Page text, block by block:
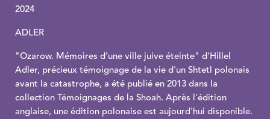
2024
ADLER
"Ozarow. Mémoires d’une ville juive éteinte" d'Hillel
Adler, précieux témoignage de la vie d'un Shtetl polonais
avant la catastrophe, a été publié en 2013 dans la
collection Témoignages de la Shoah. Après l'édition
anglaise, une édition polonaise est aujourd'hui disponible.